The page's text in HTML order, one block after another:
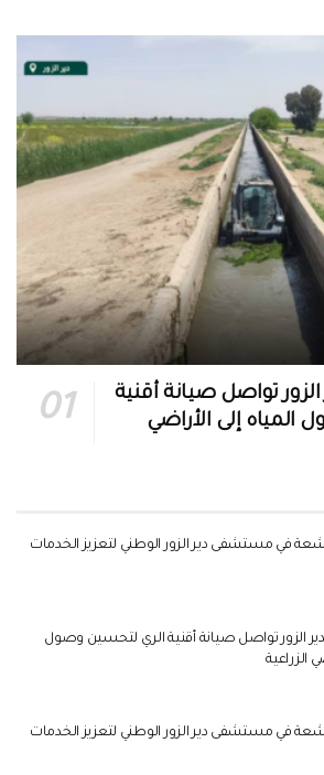
الزور تواصل صيانة أقنية
إلى الأراضي
في مستشفى دير الزور الوطني لتعزيز الخدمات
بدير الزور تواصل صيانة أقنية الري لتحسين وصول
الزراعية
في مستشفى دير الزور الوطني لتعزيز الخدمات